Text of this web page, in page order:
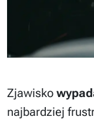
Zjawisko
najbardziej